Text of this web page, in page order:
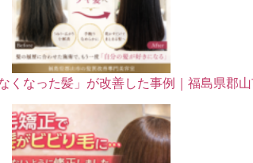
くなった髪」が改善した事例｜福島県郡